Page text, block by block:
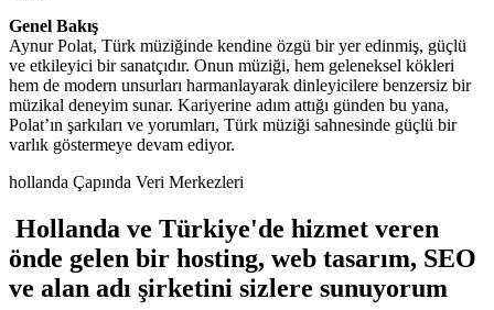
Genel Bakış
Aynur Polat, Türk müziğinde kendine özgü bir yer edinmiş, güçlü
ve etkileyici bir sanatçıdır. Onun müziği, hem geleneksel kökleri
hem de modern unsurları harmanlayarak dinleyicilere benzersiz bir
müzikal deneyim sunar. Kariyerine adım attığı günden bu yana,
Polat’ın şarkıları ve yorumları, Türk müziği sahnesinde güçlü bir
varlık göstermeye devam ediyor.
hollanda Çapında Veri Merkezleri
Hollanda ve Türkiye'de hizmet veren
önde gelen bir hosting, web tasarım, SEO
ve alan adı şirketini sizlere sunuyorum